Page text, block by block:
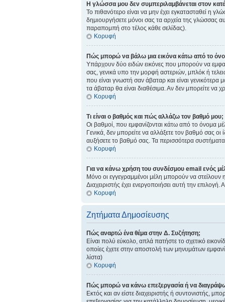
Η γλώσσα μου δεν συμπεριλαμβάνεται στον
Το πιθανότερο είναι να μην έχει εγκατασταθεί η
δημιουργήσετε μόνοι σας τα αρχεία της γλώσσας
παραπομπή στο τέλος κάθε σελίδας).
Κορυφή
Πώς μπορώ να βάλω μια εικόνα κάτω από το
Υπάρχουν δύο ειδών εικόνες που μπορούν να
σας, γενικά υπο την μορφή αστεριών, μπλόκ ή
που είναι γνωστή σαν άβαταρ και είναι γενικότερα
τα άβαταρ θα είναι διαθέσιμα. Αν δεν μπορείτε να
Κορυφή
Τι είναι ο βαθμός και πώς αλλάζω τον βαθμό μου;
Οι βαθμοί, που εμφανίζονται κάτω από το όνομα
Γενικά, δεν μπορείτε να αλλάξετε τον βαθμό σας
αυξήσετε το βαθμό σας. Τα περισσότερα συστήματα
Κορυφή
Για να κάνω χρήση του συνδέσμου email ενός
Μόνο οι εγγεγραμμένοι μέλη μπορούν να
Διαχειριστής έχει ενεργοποιήσει αυτή την
Κορυφή
Ζητήματα Δημοσίευσης
Πώς αναρτώ ένα θέμα στην Δ. Συζήτηση;
Είναι πολύ εύκολο, απλά πατήστε το σχετικό
οποίες έχετε στην αποστολή των μηνυμάτων
λίστα)
Κορυφή
Πώς μπορώ να κάνω επεξεργασία ή να
Εκτός και αν είστε διαχειριστής ή συντονιστής,